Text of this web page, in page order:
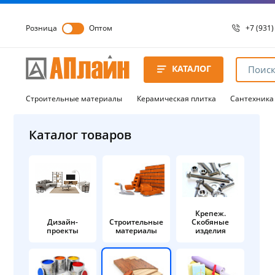
Розница Оптом +7
8 8172
8 8172
КАТАЛОГ
Строительные материалы Керамическая плитка Сантехника
Каталог товаров
Дизайн-
проекты
Строительные
материалы
Крепеж.
Скобяные
изделия